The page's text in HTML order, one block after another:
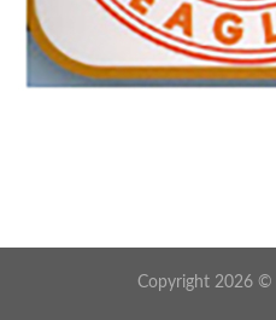
Copyright 2026 ©